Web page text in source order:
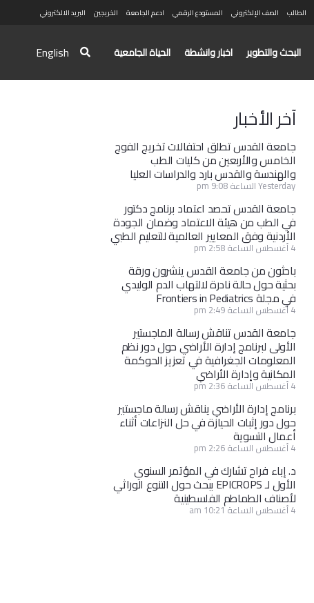
الطالب الصف الإلكتروني المستودع الرقمي ادعم الجامعة الخريجين البريد الالكتروني
البحث والتطوير اخبار وانشطة الحياة الجامعية English
آخر الأخبار
جامعة القدس تطلق احتفالات تخريج الفوج
الخامس والأربعين من كليات الطب
والهندسة والقدس بارد والدراسات العليا
Yesterday الساعة 9:08 pm
جامعة القدس تحصد اعتماد برنامج دكتور
في الطب من هيئة الاعتماد وضمان الجودة
الأردنية وفق المعايير العالمية للتعليم الطبي
4 أغسطس الساعة 2:58 pm
باحثون من جامعة القدس ينشرون ورقة
بحثية حول حالة نادرة لالتهاب الدم الوليدي
في مجلة Frontiers in Pediatrics
4 أغسطس الساعة 2:49 pm
جامعة القدس تناقش رسالة الماجستير
الأولى لبرنامج إدارة الأراضي حول دور نظم
المعلومات الجغرافية في تعزيز الحوكمة
المكانية وإدارة الأراضي
4 أغسطس الساعة 2:36 pm
برنامج إدارة الأراضي يناقش رسالة ماجستير
حول دور إثبات الحيازة في حل النزاعات أثناء
أعمال التسوية
4 أغسطس الساعة 2:26 pm
د. إباء فراح تشارك في المؤتمر السنوي
الأول لـ EPICROPS ببحث حول التنوع الوراثي
لأصناف الطماطم الفلسطينية
4 أغسطس الساعة 10:21 am